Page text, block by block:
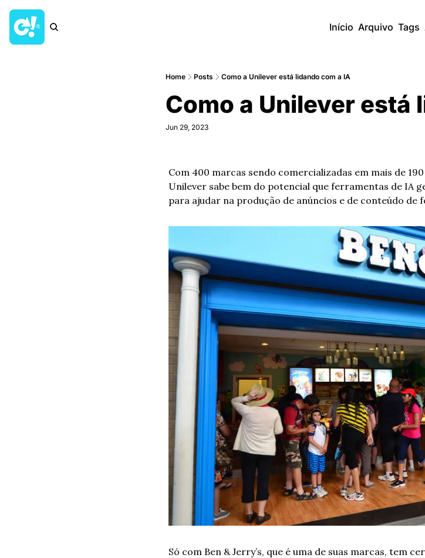
Início Arquivo Tags
Home Posts Como a Unilever está lidando com a IA
Como a Unilever está
Jun 29, 2023
Com 400 marcas sendo comercializadas em mais de
Unilever sabe bem do potencial que ferramentas de IA
para ajudar na produção de anúncios e de conteúdo de
Só com Ben & Jerry’s, que é uma de suas marcas, tem